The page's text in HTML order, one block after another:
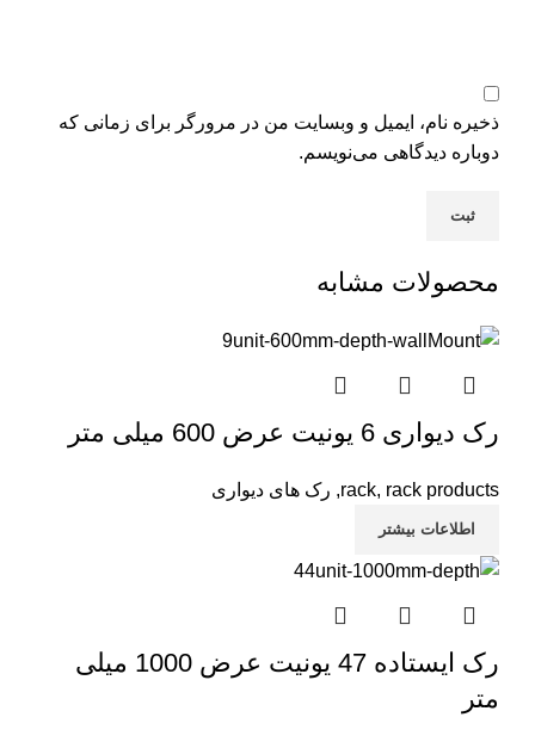
ذخیره نام، ایمیل و وبسایت من در مرورگر برای زمانی که
دوباره دیدگاهی می‌نویسم.
محصولات مشابه
رک دیواری 6 یونیت عرض 600 میلی متر
rack, rack products
, رک های دیواری
اطلاعات بیشتر
رک ایستاده 47 یونیت عرض 1000 میلی
متر